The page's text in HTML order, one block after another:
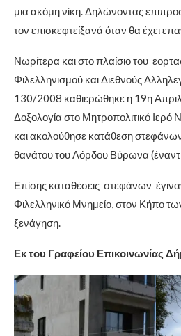
μια ακόμη νίκη. Δηλώνοντας
τον επισκεφτείξανά όταν θα έχει
Νωρίτερα και στο πλαίσιο του
Φιλελληνισμού και Διεθνούς
130/2008 καθιερώθηκε η 19η
Δοξολογία στο Μητροπολιτικό Ιερό
και ακολούθησε κατάθεση
θανάτου του Λόρδου Βύρωνα
Επίσης καταθέσεις στεφάνων
Φιλελληνικό Μνημείο, στον Κήπο
ξενάγηση.
Εκ του Γραφείου Επικοινωνίας